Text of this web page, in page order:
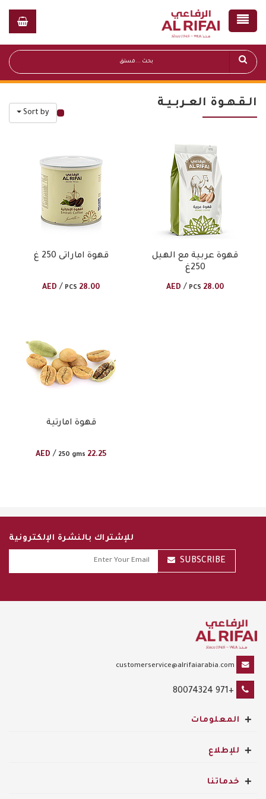
الـقـهـوة العـربـيـة
Sort by
قهوة اماراتى 250 غ
28.00
/ PCS
قهوة عربية مع الهيل
250غ
28.00
/ PCS
قهوة امارتية
22.25
/ 250 gms
للإشتراك بالنشرة الإلكترونية
SUBSCRIBE
customerservice@alrifaiarabia.com
+971 80074324
المعلومات +
للإطلاع +
خدماتنا +